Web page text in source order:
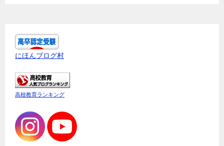
にほんブログ村
高校教育ランキング